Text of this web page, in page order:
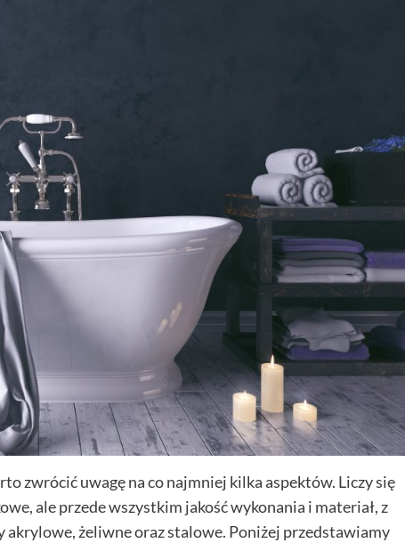
zwrócić uwagę na co najmniej kilka aspektów. Liczy się
ale przede wszystkim jakość wykonania i materiał, z
żeliwne oraz stalowe. Poniżej przedstawiamy